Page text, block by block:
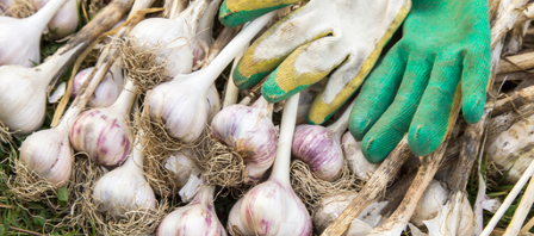
forma
digital
basada
permite
seguir